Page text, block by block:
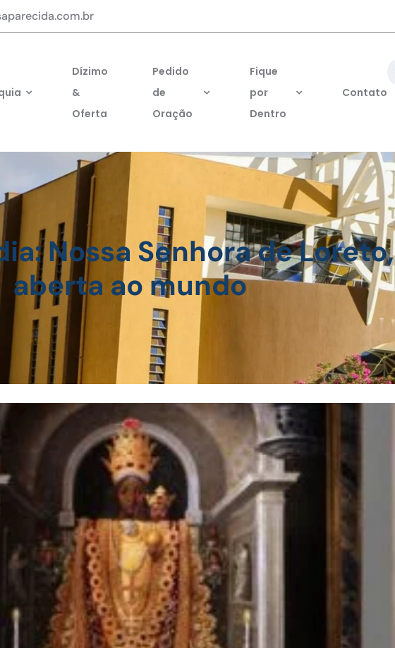
Dízimo
&
Oferta
Pedido
de
Oração
Fique
por
Dentro
Contato
Nossa Senhora de Loreto,
aberta ao mundo